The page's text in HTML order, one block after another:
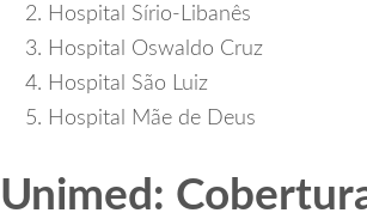
Hospital Sírio-Libanês
Hospital Oswaldo Cruz
Hospital São Luiz
Hospital Mãe de Deus
Unimed: